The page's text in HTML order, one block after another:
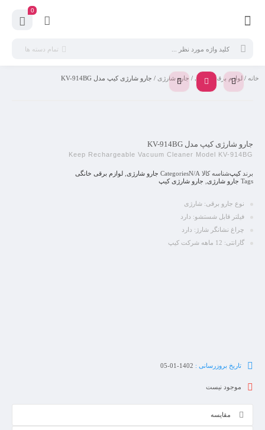
0
تمام دسته ها
خانه / لوازم برقی خانگی / جارو شارژی / جارو شارژی کیپ مدل KV-914BG
جارو شارژی کیپ مدل KV-914BG
Keep Rechargeable Vacuum Cleaner Model KV-914BG
برندکیپشناسه کالا N/A
Categories جارو شارژی لوازم برقی خانگی
Tags جارو شارژی جارو شارژی کیپ
نوع جارو برقی: شارژی
فیلتر قابل شستشو: دارد
چراغ نشانگر شارژ: دارد
گارانتی: 12 ماهه شرکت کیپ
تاریخ بروزرسانی : 1402-01-05
موجود نیست
مقایسه